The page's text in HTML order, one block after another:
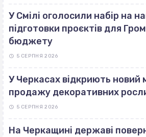
У Смілі оголосили набір на
підготовки проєктів для
бюджету
5 СЕРПНЯ 2026
У Черкасах відкриють новий
продажу декоративних
5 СЕРПНЯ 2026
На Черкащині державі